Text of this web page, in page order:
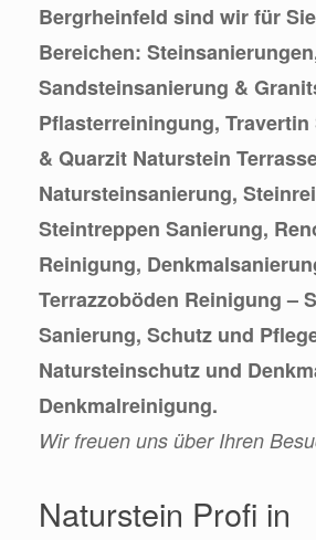
Bergrheinfeld sind wir für
Bereichen:
Sandsteinsanierung &
Pflasterreiningung,
& Quarzit Naturstein
Natursteinsanierung,
Steintreppen Sanierung,
Reinigung,
Terrazzoböden Reinigung –
Sanierung, Schutz und
Natursteinschutz und
Denkmalreinigung.
Wir freuen uns über Ihren
Naturstein Profi in